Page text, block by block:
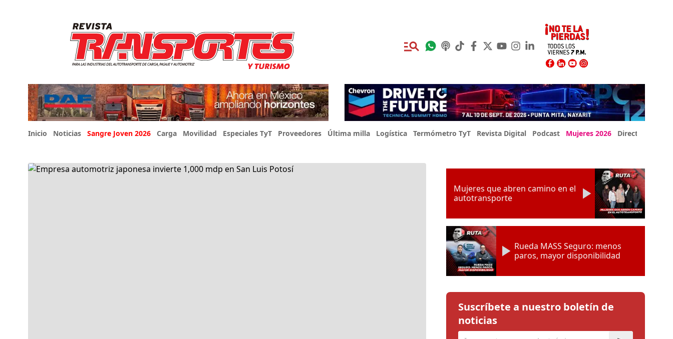
Inicio Noticias Sangre Joven 2026 Carga Movilidad Especiales TyT Proveedores Última milla Logística Termómetro TyT Revista Digital Podcast Mujeres 2026 Directorio Expo
Mujeres que abren camino en el
autotransporte
Rueda MASS Seguro: menos
paros, mayor disponibilidad
Suscríbete a nuestro boletín de
noticias